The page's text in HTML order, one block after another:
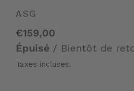
DISTRIBUTEUR
ASG
Prix
normal
€159,00
Épuisé / Bientôt de
Taxes incluses.